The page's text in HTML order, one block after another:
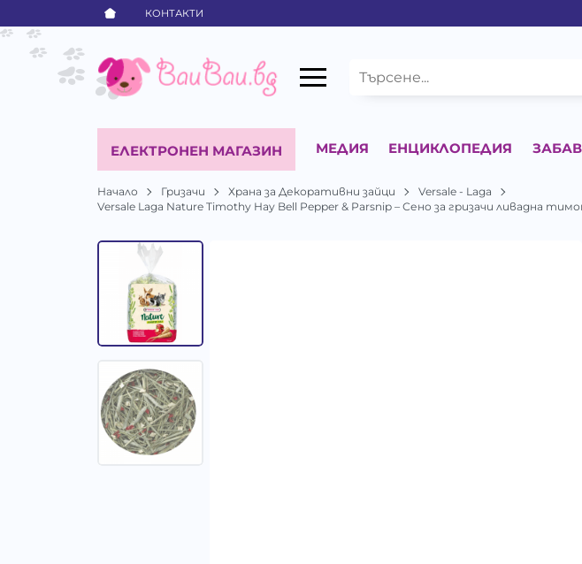
КОНТАКТИ
ЕЛЕКТРОНЕН МАГАЗИН МЕДИЯ ЕНЦИКЛОПЕДИЯ
Начало Гризачи Храна за Декоративни зайци
Versale - Laga
Versale Laga Nature Timothy Hay Bell Pepper & Parsnip – Сено за гризачи ливадна